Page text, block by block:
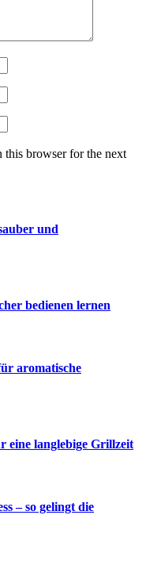
this browser for the next
und
bedienen lernen
aromatische
eine langlebige Grillzeit
– so gelingt die